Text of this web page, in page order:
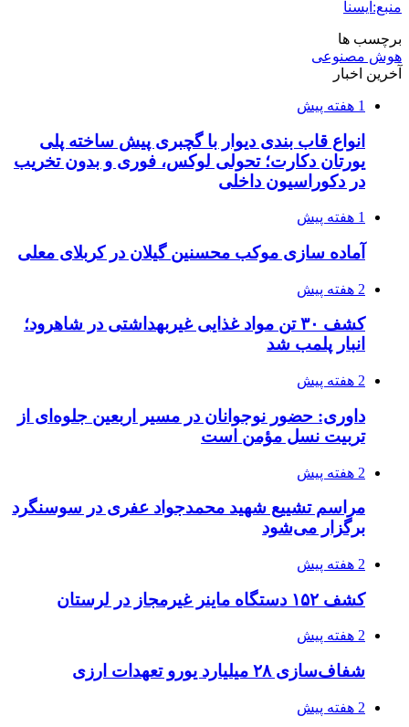
مراسم تشییع شهید محمدجواد عفری در سوسنگرد
برگزار می‌شود
کشف ۱۵۲ دستگاه ماینر غیرمجاز در لرستان
2 هفته پیش
شفاف‌سازی ۲۸ میلیارد یورو تعهدات ارزی
2 هفته پیش
اکیپ صیادان غیرمجاز ماهی در سنقروکلیایی
دستگیر شدند
3 هفته پیش
ماجرای پیشگویی صریح پیامبر(ع) درباره شهادت
عمار یاسر و عاقبت قاتلان او
3 هفته پیش
برای مراسم اربعین
3 هفته پیش
صفحه اول روزنامه‌های کرمانشاه چهارشنبه سی و
یکم تیر ماه
3 هفته پیش
کشف حدود ۳۰۰ کیلوگرم موادمخدر و ۶ قبضه سلاح
در سیستان و بلوچستان